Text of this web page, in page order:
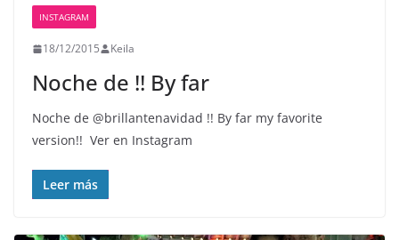
INSTAGRAM
18/12/2015 Keila
Noche de !! By far
Noche de @brillantenavidad !! By far my favorite
version!! ️ Ver en Instagram
Leer más